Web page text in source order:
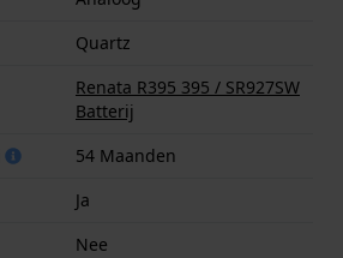
Quartz
Renata R395 395 / SR927SW
Batterij
54 Maanden
Ja
Nee